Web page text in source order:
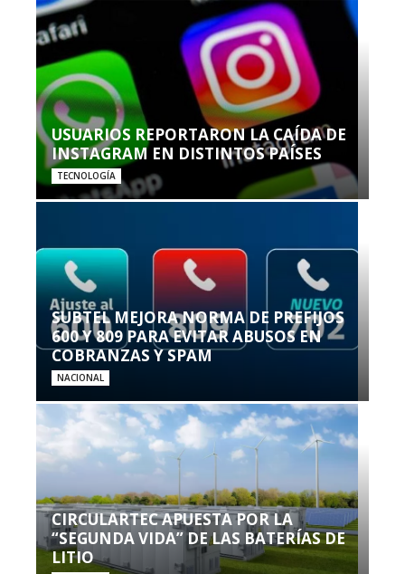
USUARIOS REPORTARON LA CAÍDA DE
INSTAGRAM EN DISTINTOS PAÍSES
TECNOLOGÍA
SUBTEL MEJORA NORMA DE PREFIJOS
600 Y 809 PARA EVITAR ABUSOS EN
COBRANZAS Y SPAM
NACIONAL
CIRCULARTEC APUESTA POR LA
“SEGUNDA VIDA” DE LAS BATERÍAS DE
LITIO